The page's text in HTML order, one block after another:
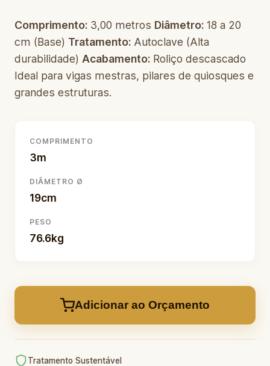
Comprimento: 3,00 metros Diâmetro: 18 a 20
cm (Base) Tratamento: Autoclave (Alta
durabilidade) Acabamento: Roliço descascado
Ideal para vigas mestras, pilares de quiosques e
grandes estruturas.
COMPRIMENTO
3m
DIÂMETRO Ø
19cm
PESO
76.6kg
Adicionar ao Orçamento
Tratamento Sustentável